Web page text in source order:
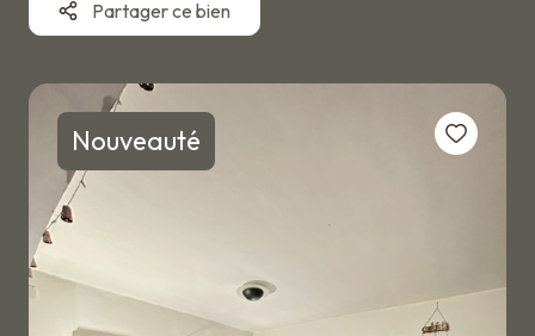
NEUFS
ESTIMATION
BIENS
VENDUS
ALERTE
E-MAIL
Partager ce bien
Nouveauté